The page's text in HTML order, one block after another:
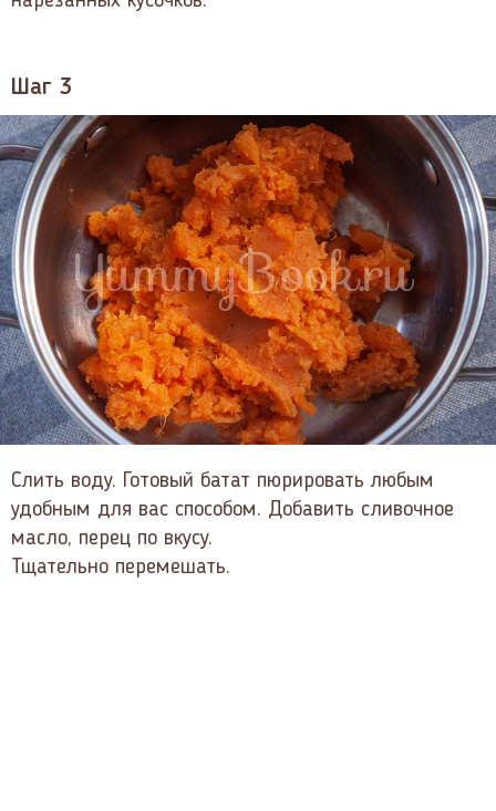
Шаг 3
Слить воду. Готовый батат пюрировать любым
удобным для вас способом. Добавить сливочное
масло, перец по вкусу.
Тщательно перемешать.